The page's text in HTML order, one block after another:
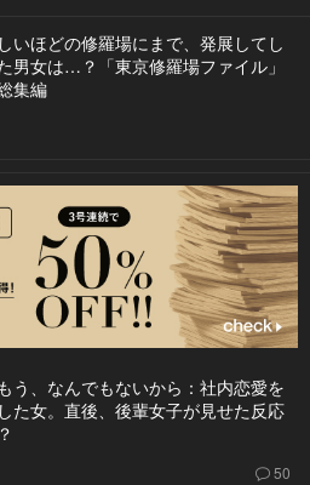
いほどの修羅場にまで、発展してし
男女は…？「東京修羅場ファイル」
集編
う、なんでもないから：社内恋愛を
た女。直後、後輩女子が見せた反応
50